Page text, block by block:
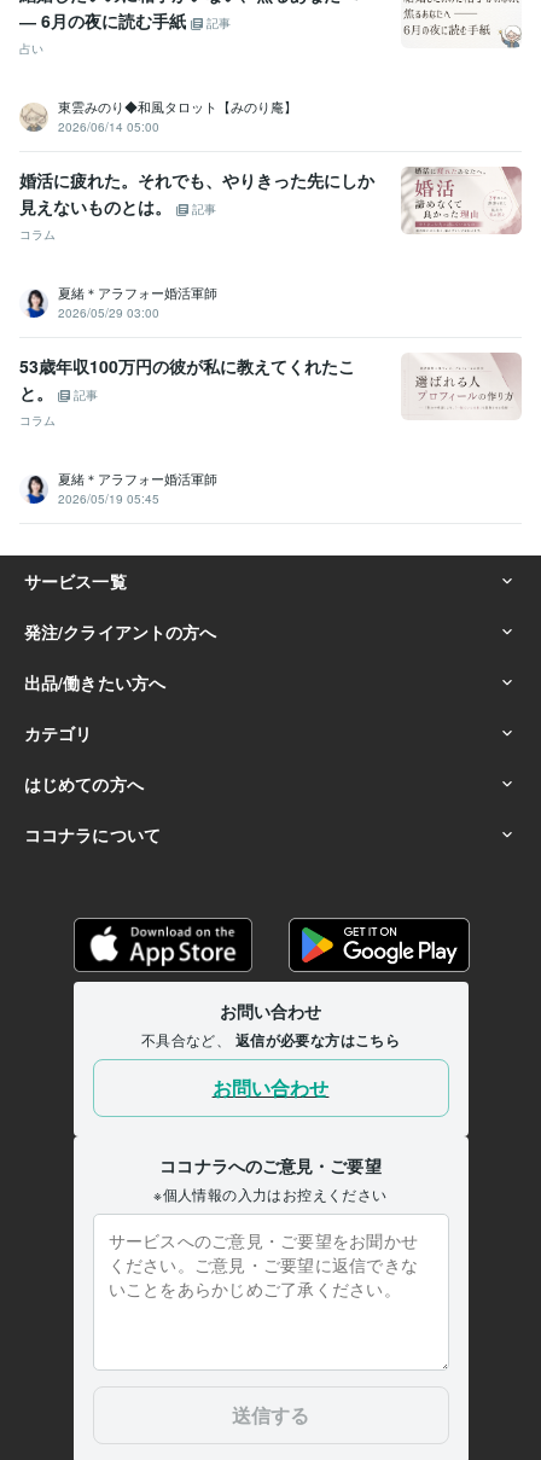
カラーミーショップ:15年freee:6年
ChatGPT:1年
Canva:3年
占い タロット占い・霊感・チャネリング・時マヤ
恋愛 仕事 人間関係
悩み相談・カウンセリング 思考と現実の関係・脳の仕組み・考え方
恋愛 仕事 子育て 人間関係
― 6月の夜に読む手紙
記事
占い
東雲みのり◆和風タロット【みのり庵】
2026/06/14 05:00
婚活に疲れた。それでも、やりきった先にしか
見えないものとは。
記事
コラム
夏緒＊アラフォー婚活軍師
2026/05/29 03:00
53歳年収100万円の彼が私に教えてくれたこ
と。
記事
コラム
夏緒＊アラフォー婚活軍師
2026/05/19 05:45